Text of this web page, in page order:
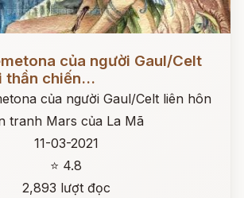
của người Gaul/Celt
thần chiến...
của người Gaul/Celt liên hôn
tranh Mars của La Mã
11-03-2021
⭐ 4.8
2,893 lượt đọc